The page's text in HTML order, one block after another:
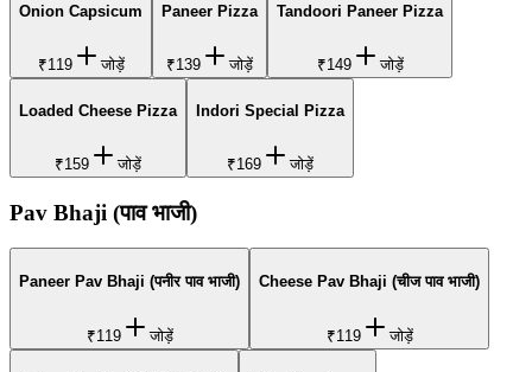
Onion Capsicum
₹119 जोड़ें
Paneer Pizza
₹139 जोड़ें
Tandoori Paneer Pizza
₹149 जोड़ें
Loaded Cheese Pizza
₹159 जोड़ें
Indori Special Pizza
₹169 जोड़ें
Pav Bhaji (पाव भाजी)
Paneer Pav Bhaji (पनीर पाव भाजी)
₹119 जोड़ें
Cheese Pav Bhaji (चीज पाव भाजी)
₹119 जोड़ें